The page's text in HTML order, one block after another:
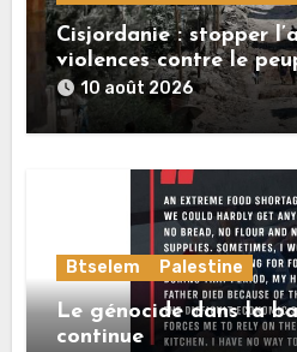
Cisjordanie : stopper
violences contre le
10 août 2026
Btselem Palestine
Le génocide dans la
continue